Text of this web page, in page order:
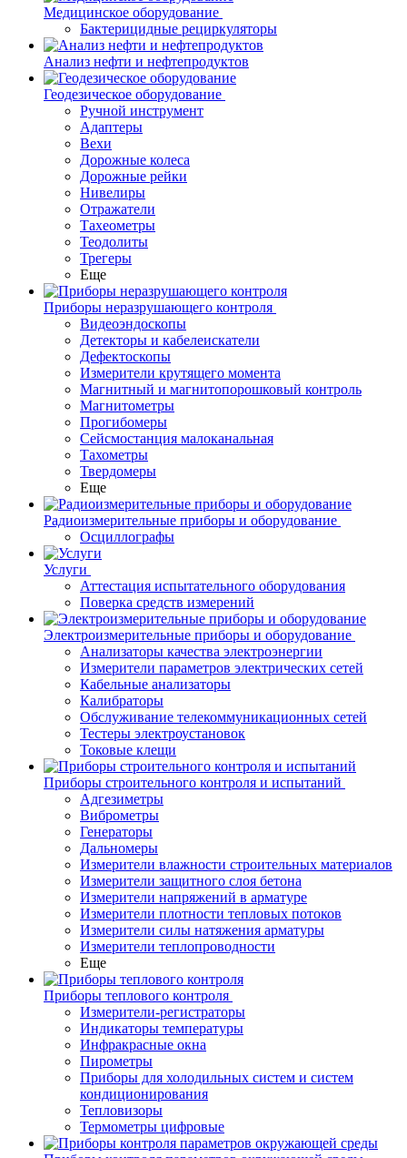
Медицинское оборудование
Бактерицидные рециркуляторы
Анализ нефти и нефтепродуктов
Геодезическое оборудование
Ручной инструмент
Адаптеры
Вехи
Дорожные колеса
Дорожные рейки
Нивелиры
Отражатели
Тахеометры
Теодолиты
Трегеры
Еще
Приборы неразрушающего контроля
Видеоэндоскопы
Детекторы и кабелеискатели
Дефектоскопы
Измерители крутящего момента
Магнитный и магнитопорошковый контроль
Магнитометры
Прогибомеры
Сейсмостанция малоканальная
Тахометры
Твердомеры
Еще
Радиоизмерительные приборы и оборудование
Осциллографы
Услуги
Аттестация испытательного оборудования
Поверка средств измерений
Электроизмерительные приборы и оборудование
Анализаторы качества электроэнергии
Измерители параметров электрических сетей
Кабельные анализаторы
Калибраторы
Обслуживание телекоммуникационных сетей
Тестеры электроустановок
Токовые клещи
Приборы строительного контроля и испытаний
Адгезиметры
Виброметры
Генераторы
Дальномеры
Измерители влажности строительных материалов
Измерители защитного слоя бетона
Измерители напряжений в арматуре
Измерители плотности тепловых потоков
Измерители силы натяжения арматуры
Измерители теплопроводности
Еще
Приборы теплового контроля
Измерители-регистраторы
Индикаторы температуры
Инфракрасные окна
Пирометры
Приборы для холодильных систем и систем
кондиционирования
Тепловизоры
Термометры цифровые